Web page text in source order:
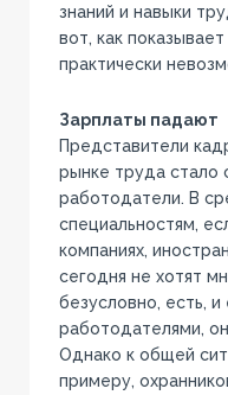
знаний и навыки
вот, как
практически
Зарплаты падают
Представители
рынке труда стало
работодатели. В
специальностям,
компаниях,
сегодня не хотят
безусловно, есть,
работодателями,
Однако к общей
примеру,